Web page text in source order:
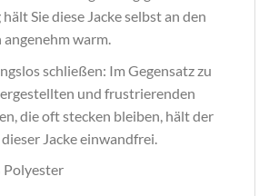
Sie diese Jacke selbst an den
angenehm warm.
schließen: Im Gegensatz zu
und frustrierenden
die oft stecken bleiben, hält der
Jacke einwandfrei.
Polyester